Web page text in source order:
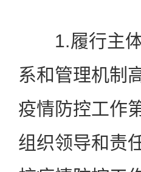
1.履行主体
系和管理机制
疫情防控工作
组织领导和责